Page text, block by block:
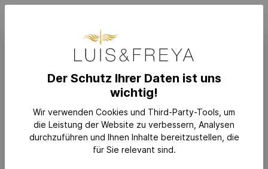
KATEGORIEN Ohrringe
Der Schutz Ihrer Daten ist uns
wichtig!
Wir verwenden Cookies und Third-Party-Tools, um
die Leistung der Website zu verbessern, Analysen
durchzuführen und Ihnen Inhalte bereitzustellen, die
für Sie relevant sind.